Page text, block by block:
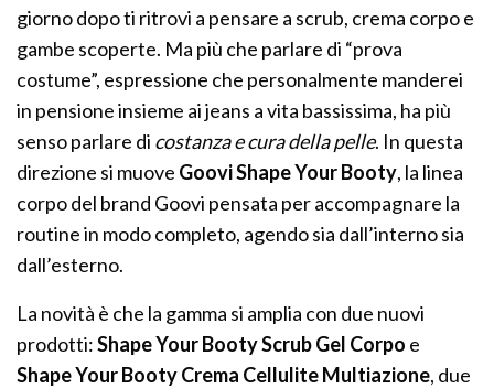
giorno dopo ti ritrovi a pensare a scrub, crema corpo e
gambe scoperte. Ma più che parlare di “prova
costume”, espressione che personalmente manderei
in pensione insieme ai jeans a vita bassissima, ha più
senso parlare di costanza e cura della pelle. In questa
direzione si muove Goovi Shape Your Booty, la linea
corpo del brand Goovi pensata per accompagnare la
routine in modo completo, agendo sia dall’interno sia
dall’esterno.
La novità è che la gamma si amplia con due nuovi
prodotti:Shape Your Booty Scrub Gel Corpo e
Shape Your Booty Crema Cellulite Multiazione, due